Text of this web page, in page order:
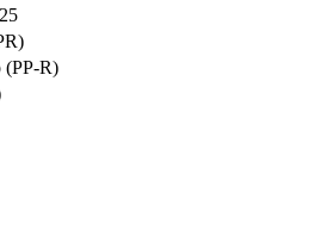
(PP-R)